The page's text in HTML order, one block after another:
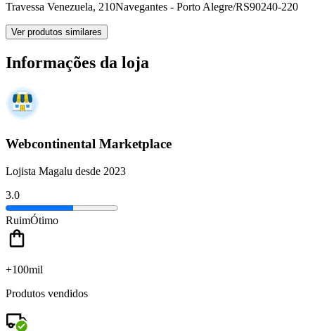
Travessa Venezuela, 210Navegantes - Porto Alegre/RS90240-220
Ver produtos similares
Informações da loja
Webcontinental Marketplace
Lojista Magalu desde 2023
3.0
RuimÓtimo
+100mil
Produtos vendidos